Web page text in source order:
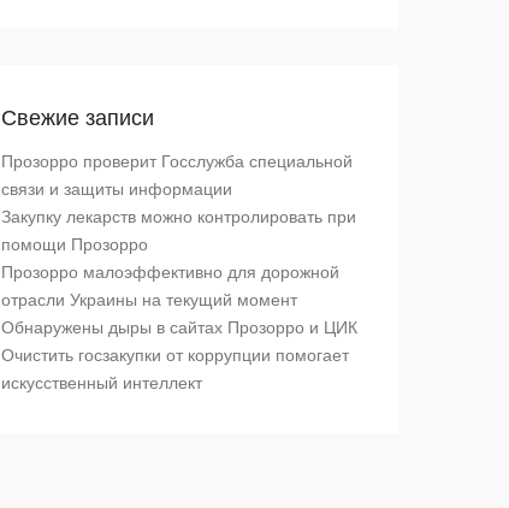
Свежие записи
Прозорро проверит Госслужба специальной
связи и защиты информации
Закупку лекарств можно контролировать при
помощи Прозорро
Прозорро малоэффективно для дорожной
отрасли Украины на текущий момент
Обнаружены дыры в сайтах Прозорро и ЦИК
Очистить госзакупки от коррупции помогает
искусственный интеллект